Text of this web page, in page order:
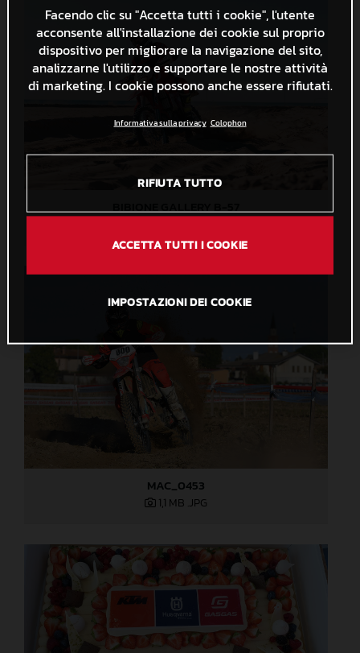
BIBIONE GALLERY B-57
MAC_0453
1,1 MB .JPG
Facendo clic su "Accetta tutti i cookie", l'utente
acconsente all'installazione dei cookie sul proprio
dispositivo per migliorare la navigazione del sito,
analizzarne l'utilizzo e supportare le nostre attività
di marketing. I cookie possono anche essere rifiutati.
Informativa sulla privacy Colophon
RIFIUTA TUTTO
ACCETTA TUTTI I COOKIE
IMPOSTAZIONI DEI COOKIE